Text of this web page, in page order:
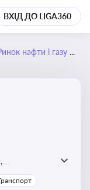
ВХІД ДО LIGA360
нафти і газу